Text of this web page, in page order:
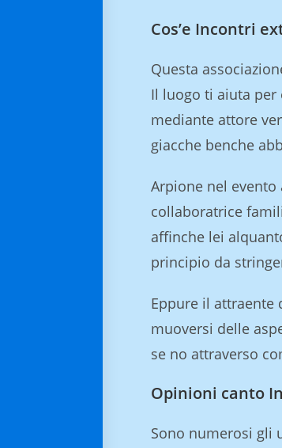
Cos’e Incontri
Questa
Il luogo ti aiuta
mediante attore
giacche benche
Arpione nel
collaboratrice
affinche lei
principio da
Eppure il attraente
muoversi delle
se no attraverso
Opinioni canto
Sono numerosi gli